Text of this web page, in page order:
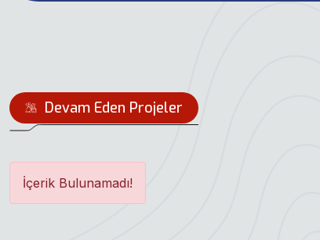
Devam Eden Projeler
İçerik Bulunamadı!